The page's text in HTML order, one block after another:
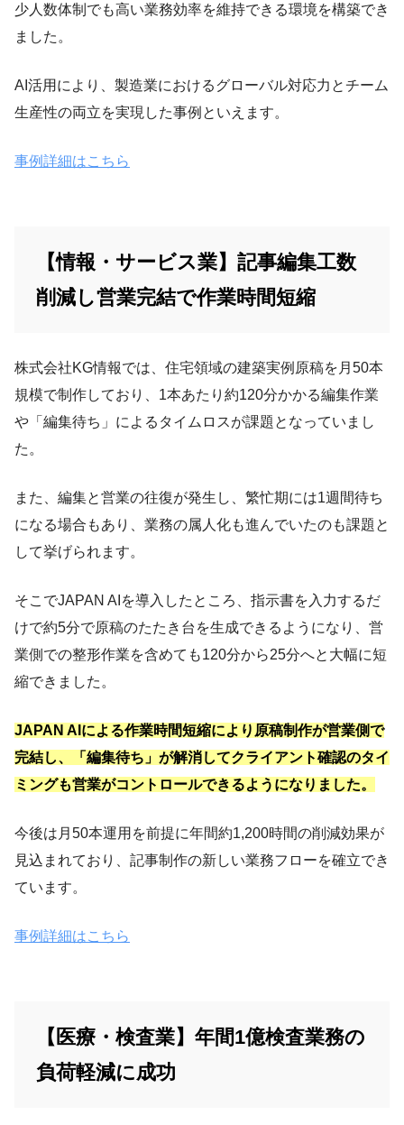
少人数体制でも高い業務効率を維持できる環境を構築でき
ました。
AI活用により、製造業におけるグローバル対応力とチーム
生産性の両立を実現した事例といえます。
事例詳細はこちら
【情報・サービス業】記事編集工数
削減し営業完結で作業時間短縮
株式会社KG情報では、住宅領域の建築実例原稿を月50本
規模で制作しており、1本あたり約120分かかる編集作業
や「編集待ち」によるタイムロスが課題となっていまし
た。
また、編集と営業の往復が発生し、繁忙期には1週間待ち
になる場合もあり、業務の属人化も進んでいたのも課題と
して挙げられます。
そこでJAPAN AIを導入したところ、指示書を入力するだ
けで約5分で原稿のたたき台を生成できるようになり、営
業側での整形作業を含めても120分から25分へと大幅に短
縮できました。
JAPAN AIによる作業時間短縮により原稿制作が営業側で
完結し、「編集待ち」が解消してクライアント確認のタイ
ミングも営業がコントロールできるようになりました。
今後は月50本運用を前提に年間約1,200時間の削減効果が
見込まれており、記事制作の新しい業務フローを確立でき
ています。
事例詳細はこちら
【医療・検査業】年間1億検査業務の
負荷軽減に成功